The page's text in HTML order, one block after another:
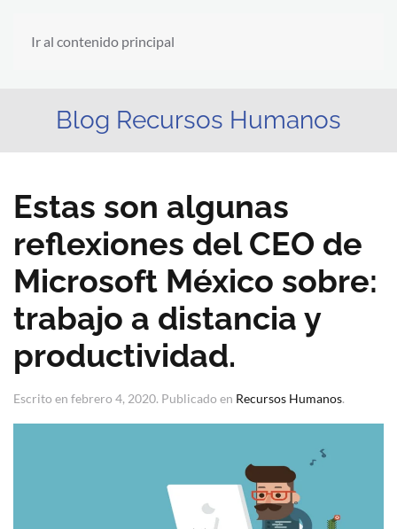
Ir al contenido principal
Blog Recursos Humanos
Estas son algunas
reflexiones del CEO de
Microsoft México sobre:
trabajo a distancia y
productividad.
Escrito en febrero 4, 2020. Publicado en Recursos Humanos.